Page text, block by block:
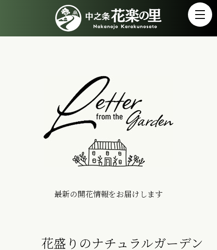
最新の開花情報をお届けします
花盛りのナチュラルガーデン